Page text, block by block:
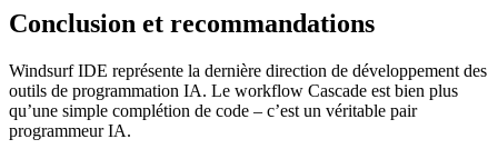
Conclusion et recommandations
Windsurf IDE représente la dernière direction de développement des
outils de programmation IA. Le workflow Cascade est bien plus
qu’une simple complétion de code – c’est un véritable pair
programmeur IA.